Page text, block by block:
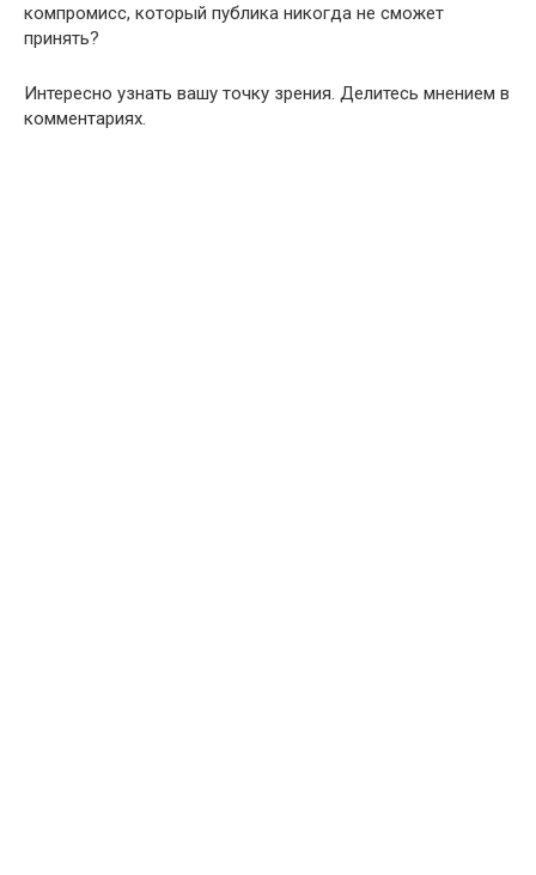
компромисс, который публика никогда не сможет
принять?
Интересно узнать вашу точку зрения. Делитесь мнением в
комментариях.